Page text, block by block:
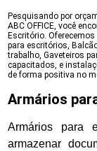
Pesquisando por
ABC OFFICE, você
Escritório.
para escritórios,
trabalho, Gaveteiros
capacitados, e
de forma positiva no
Armários
Armários para
armazenar